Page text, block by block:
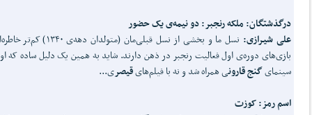
درگذشتگان: ملکه رنجبر: دو نیمه‌ی یک حضور
علی شیرازی:
نسل ما و بخشی از نسل قبلی‌مان (متولدان دهه‌ی
بازی‌های دوره‌ی اول فعالیت رنجبر در ذهن دارند. شاید به همین یک دلیل ساده که او
سینمایگنج قارونی همراه شد و نه با فیلم‌هایقیصری...
اسم رمز: کوزت